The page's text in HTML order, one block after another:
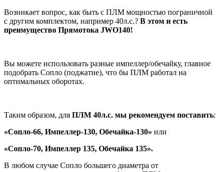
Возникает вопрос, как быть с ПЛМ мощностью пограничной
с другим комплектом, например 40л.с.? В этом и есть
преимущество Прямотока JWO140!
Вы можете использовать разные импеллер/обечайку, главное
подобрать Сопло (поджатие), что бы ПЛМ работал на
оптимальных оборотах.
Таким образом, для ПЛМ 40л.с. мы рекомендуем поставить:
«Сопло-66, Импеллер-130, Обечайка-130» или
«Сопло-70, Импеллер 135, Обечайка 135».
В любом случае Сопло большего диаметра от